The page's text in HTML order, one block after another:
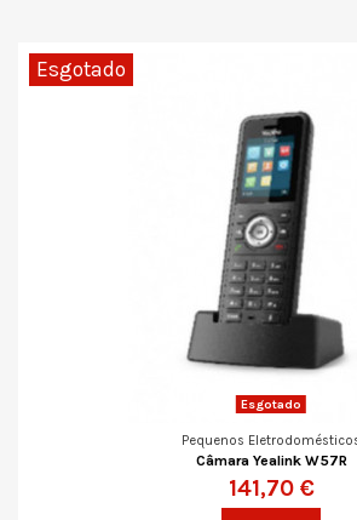
Esgotado
Esgotado
Pequenos
Câmara Yealink W57R
141,70 €